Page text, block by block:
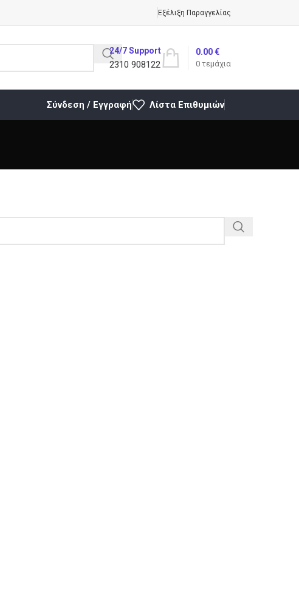
Εξέλιξη Παραγγελίας
24/7 Support
2310 908122 0 τεμάχια
0.00€
Σύνδεση / Εγγραφή Λίστα Επιθυμιών